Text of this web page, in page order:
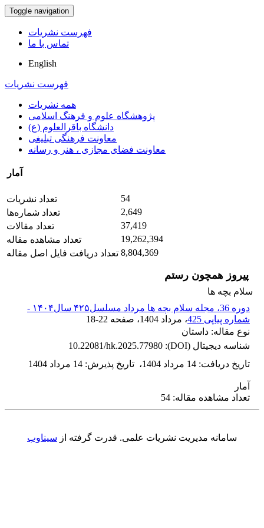
Toggle navigation
فهرست نشریات
تماس با ما
English
فهرست نشریات
همه نشریات
پژوهشگاه علوم و فرهنگ اسلامی
دانشگاه باقرالعلوم (ع)
معاونت فرهنگی تبلیغی
معاونت فضای مجازی ، هنر و رسانه
آمار
تعداد نشریات
54
تعداد شماره‌ها
2,649
تعداد مقالات
37,419
تعداد مشاهده مقاله
19,262,394
تعداد دریافت فایل اصل مقاله 8,804,369
پیروز همچون رستم
سلام بچه ها
دوره 36، مجله سلام بچه ها مرداد مسلسل۴۲۵ سال۱۴۰۴ -
شماره پیاپی 425
، مرداد 1404 ، صفحه 18-22
نوع مقاله: داستان
شناسه دیجیتال (DOI):
10.22081/hk.2025.77980
تاریخ دریافت: 14 مرداد 1404 ، تاریخ پذیرش: 14 مرداد 1404
آمار
تعداد مشاهده مقاله: 54
سامانه مدیریت نشریات علمی. قدرت گرفته از سیناوب